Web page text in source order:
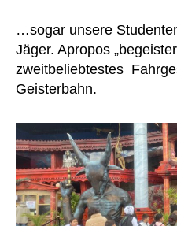
…sogar unsere
Jäger. Apropos
zweitbeliebtestes
Geisterbahn.